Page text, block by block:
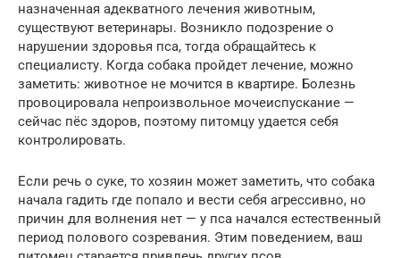
назначенная адекватного лечения животным,
существуют ветеринары. Возникло подозрение о
нарушении здоровья пса, тогда обращайтесь к
специалисту. Когда собака пройдет лечение, можно
заметить: животное не мочится в квартире. Болезнь
провоцировала непроизвольное мочеиспускание —
сейчас пёс здоров, поэтому питомцу удается себя
контролировать.
Если речь о суке, то хозяин может заметить, что собака
начала гадить где попало и вести себя агрессивно, но
причин для волнения нет — у пса начался естественный
период полового созревания. Этим поведением, ваш